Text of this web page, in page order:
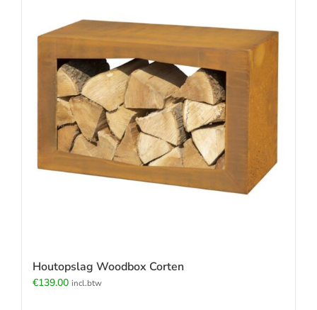
Houtopslag Woodbox Corten
€139.00 incl.btw